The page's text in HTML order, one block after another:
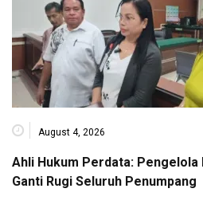
August 4, 2026
Ahli Hukum Perdata: Pengelola
Ganti Rugi Seluruh Penumpang